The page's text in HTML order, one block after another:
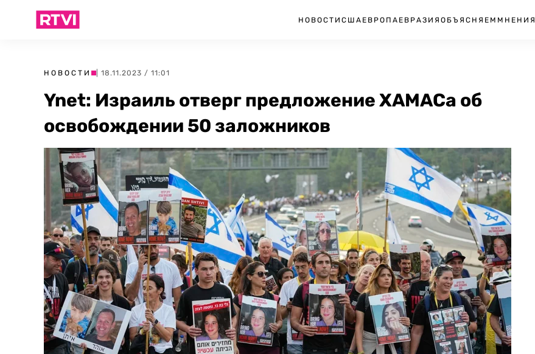
НОВОСТИ США ЕВРОПА ЕВРАЗИЯ ОБЪЯСНЯЕМ МНЕНИЯ
НОВОСТИ | 18.11.2023 / 11:01
Ynet: Израиль отверг предложение ХАМАСа об
освобождении 50 заложников